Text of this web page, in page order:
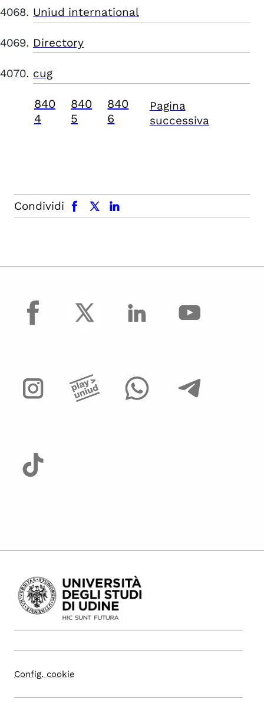
Uniud international
Directory
cug
840
4
840
5
840
6
Pagina
successiva
Condividi
facebook x.com linkedin
facebook
Config. cookie